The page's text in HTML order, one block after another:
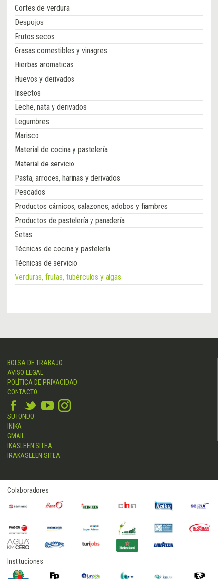
Cortes de verdura
Despojos
Frutos secos
Grasas comestibles y vinagres
Hierbas aromáticas
Huevos y derivados
Insectos
Leche, nata y derivados
Legumbres
Marisco
Material de cocina y pastelería
Material de servicio
Pasta, arroces, harinas y derivados
Pescados
Productos cárnicos, salazones, adobos y fiambres
Productos de pastelería y panadería
Setas
Técnicas de cocina y pastelería
Técnicas de servicio
Verduras, frutas, tubérculos y algas
BOLSA DE TRABAJO
AVISO LEGAL
POLÍTICA DE PRIVACIDAD
CONTACTO
SUTONDO
INIKA
GMAIL
IKASLEEN SITEA
IRAKASLEEN SITEA
Colaboradores
Instituciones